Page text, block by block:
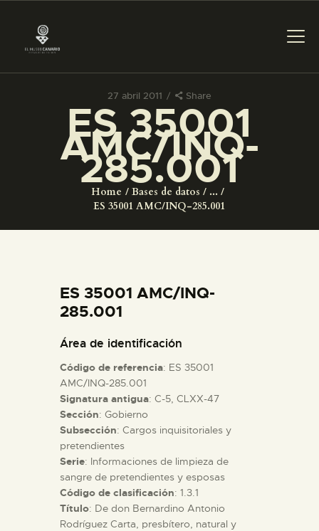
27 abril 2011 Share
ES 35001
AMC/INQ-
285.001
Home Bases de datos
...
ES 35001 AMC/INQ-285.001
PREPARAR LA VISITA
ACTIVIDADES
COLECCIONES
ESPAÑOL
PREPARAR LA VISITA
ACTIVIDADES
█
ES 35001 AMC/INQ-
285.001
Área de identificación
Código de referencia: ES 35001
AMC/INQ-285.001
Signatura antigua: C-5, CLXX-47
Sección: Gobierno
Subsección: Cargos inquisitoriales y
pretendientes
Serie: Informaciones de limpieza de
sangre de pretendientes y esposas
Código de clasificación: 1.3.1
Título: De don Bernardino Antonio
Rodríguez Carta, presbítero, natural y